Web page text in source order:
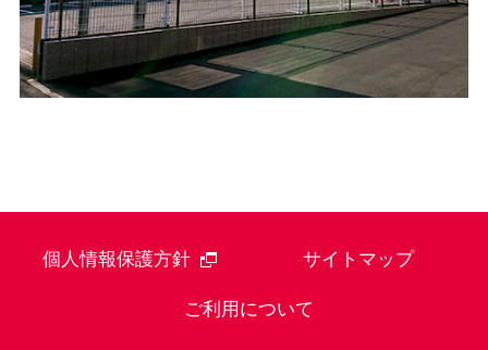
個人情報保護方針 サイトマップ
ご利用について